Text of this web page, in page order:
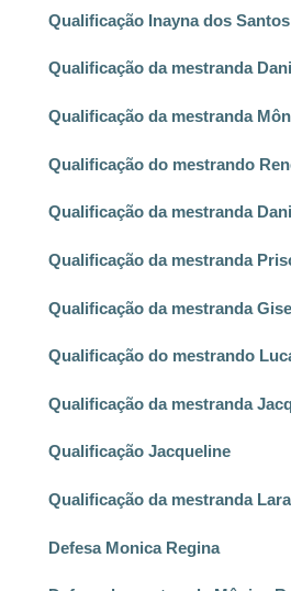
Qualificação Inayna dos
Qualificação da mestranda
Qualificação da mestranda
Qualificação do mestrando
Qualificação da mestranda
Qualificação da mestranda
Qualificação da mestranda
Qualificação do mestrando
Qualificação da mestranda
Qualificação Jacqueline
Qualificação da mestranda
Defesa Monica Regina